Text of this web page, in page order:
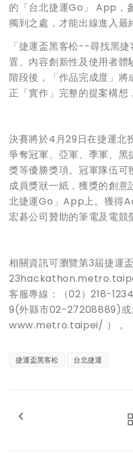
的「台北捷運Go」 App，
獨到之處，才能出線進入最
「捷運盃黑客松--尋找黑
置、內容創新性及使用者
階段後，「作品完成度」
正「實作」完整的提案構想
決賽將於4月29日在捷運北
爭奪冠軍、亞軍、季軍、
獎等優勝獎項。冠軍隊伍
成員獎狀一紙，獲獎的創意
北捷運Go」App上。獲得
宏碁公司贊助的筆電及電競
相關資訊可瀏覽第3屆捷
客服專線：（02）218-
9(外縣市02-27208889)
www.metro.taipei/ ） 。
捷運盃黑客松 台北捷運